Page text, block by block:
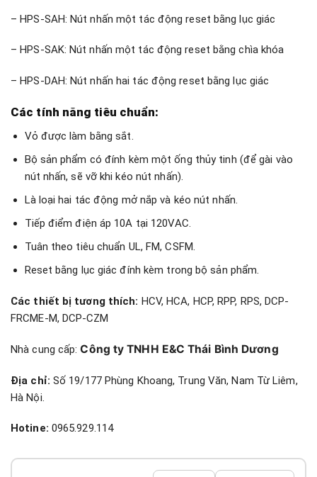
– HPS-SAH: Nút nhấn một tác động reset bằng lục giác
– HPS-SAK: Nút nhấn một tác động reset bằng chìa khóa
– HPS-DAH: Nút nhấn hai tác động reset bằng lục giác
Các tính năng tiêu chuẩn:
Vỏ được làm bằng sắt.
Bộ sản phẩm có đính kèm một ống thủy tinh (để gài vào
nút nhấn, sẽ vỡ khi kéo nút nhấn).
Là loại hai tác động mở nắp và kéo nút nhấn.
Tiếp điểm điện áp 10A tại 120VAC.
Tuân theo tiêu chuẩn UL, FM, CSFM.
Reset bằng lục giác đính kèm trong bộ sản phẩm.
Các thiết bị tương thích: HCV, HCA, HCP, RPP, RPS, DCP-
FRCME-M, DCP-CZM
Nhà cung cấp:Công ty TNHH E&C Thái Bình Dương
Địa chỉ: Số 19/177 Phùng Khoang, Trung Văn, Nam Từ Liêm,
Hà Nội.
Hotine: 0965.929.114